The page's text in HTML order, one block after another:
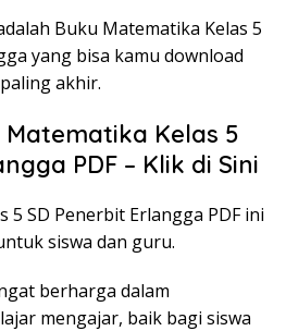
Buku Matematika Kelas 5
yang bisa kamu download
akhir.
Kelas 5
PDF – Klik di Sini
5 SD Penerbit Erlangga PDF ini
siswa dan guru.
berharga dalam
mengajar, baik bagi siswa